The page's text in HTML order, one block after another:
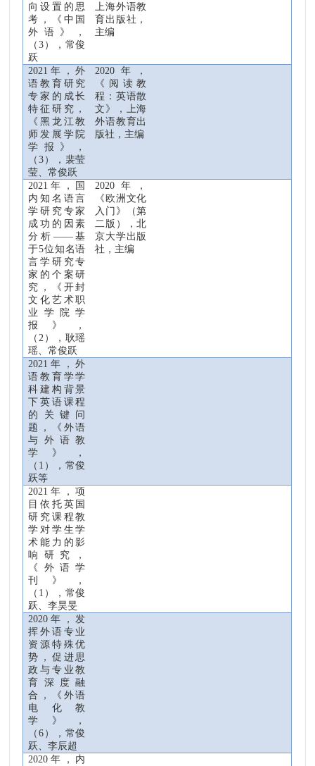
向设置的思
考，《中国
外语》，
（3 ），常俊
跃
上海外语教
育出版社，
主编
2021 年，外
语教育研究
专家的成长
特征研究，
《黑龙江教
师发展学院
学报》，
（3 ），裴莹
莹、常俊跃
2020 年，
《阅读教
程：英语散
文》，上海
外语教育出
版社，主编
2021 年，国
内知名语言
学研究专家
成功的因素
分析——基
于5位知名语
言学研究专
家的个案研
究，《开封
文化艺术职
业学院学
报》，
（ 2 ），耿瑶
瑶、常俊跃
2020 年，
《欧洲文化
入门》
（第
二版 ）
，北
京大学出版
社，主编
2021 年，外
语教育学学
科建构背景
下英语课程
的关键问
题，《外语
与外语教
学》，
（ 1 ），常俊
跃等
2021 年，项
目依托英国
研究课程教
学对学生学
术能力的影
响研究，
《外语学
刊》，
（ 1 ），常俊
跃、李昊旻
2020 年，发
挥外语专业
资源特殊优
势， 促进思
政与 专业教
育深度融
合，《外语
电化教
学》，
（6 ），常俊
跃、李辰超
2020 年，内